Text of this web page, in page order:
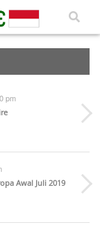
pm
Awal Juli 2019